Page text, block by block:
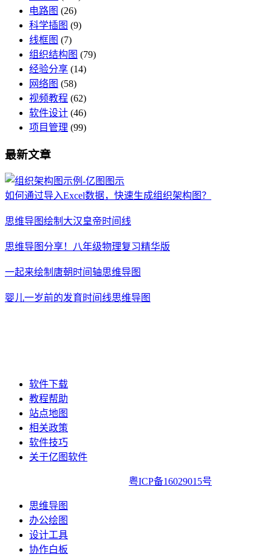
电路图 (26)
科学插图 (9)
线框图 (7)
组织结构图 (79)
经验分享 (14)
网络图 (58)
视频教程 (62)
软件设计 (46)
项目管理 (99)
最新文章
如何通过导入Excel数据，快速生成组织架构图？
思维导图绘制大汉皇帝时间线
思维导图分享！八年级物理复习精华版
一起来绘制唐朝时间轴思维导图
婴儿一岁前的发育时间线思维导图
软件下载
教程帮助
站点地图
相关政策
软件技巧
关于亿图软件
粤ICP备16029015号
思维导图
办公绘图
设计工具
协作白板